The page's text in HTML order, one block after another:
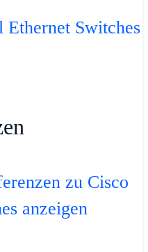
Ethernet Switches
zu Cisco
anzeigen